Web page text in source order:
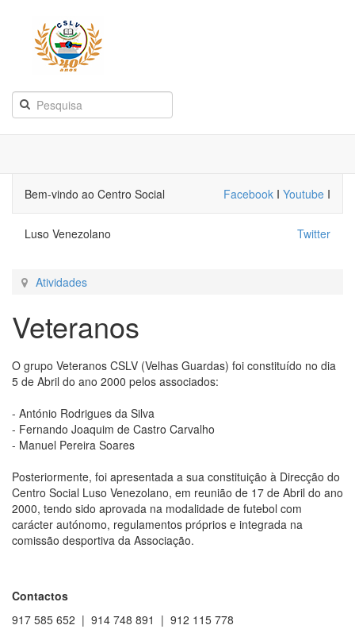
Bem-vindo ao Centro Social
Luso Venezolano
Facebook I Youtube I
Twitter
Atividades
Veteranos
O grupo Veteranos CSLV (Velhas Guardas) foi constituído no dia
5 de Abril do ano 2000 pelos associados:
- António Rodrigues da Silva
- Fernando Joaquim de Castro Carvalho
- Manuel Pereira Soares
Posteriormente, foi apresentada a sua constituição à Direcção do
Centro Social Luso Venezolano, em reunião de 17 de Abril do ano
2000, tendo sido aprovada na modalidade de futebol com
carácter autónomo, regulamentos próprios e integrada na
comissão desportiva da Associação.
Contactos
917 585 652 | 914 748 891 | 912 115 778